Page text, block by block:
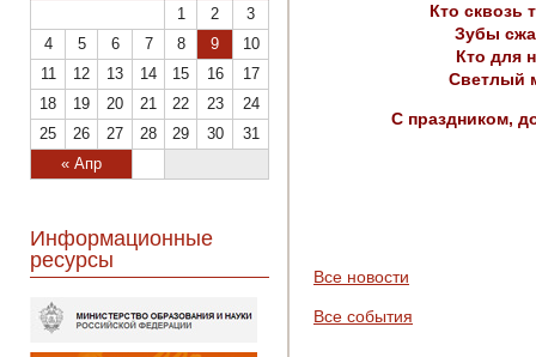
« Апр
1 2
3
4
5 6 7 8 9
10
11
12 13 14 15 16
17
18
19 20 21 22 23
24
25
26 27 28 29 30 31
Информационные
ресурсы
Кто сквозь
Зубы
Кто для
Светлый
С праздником,
Все новости
Все события